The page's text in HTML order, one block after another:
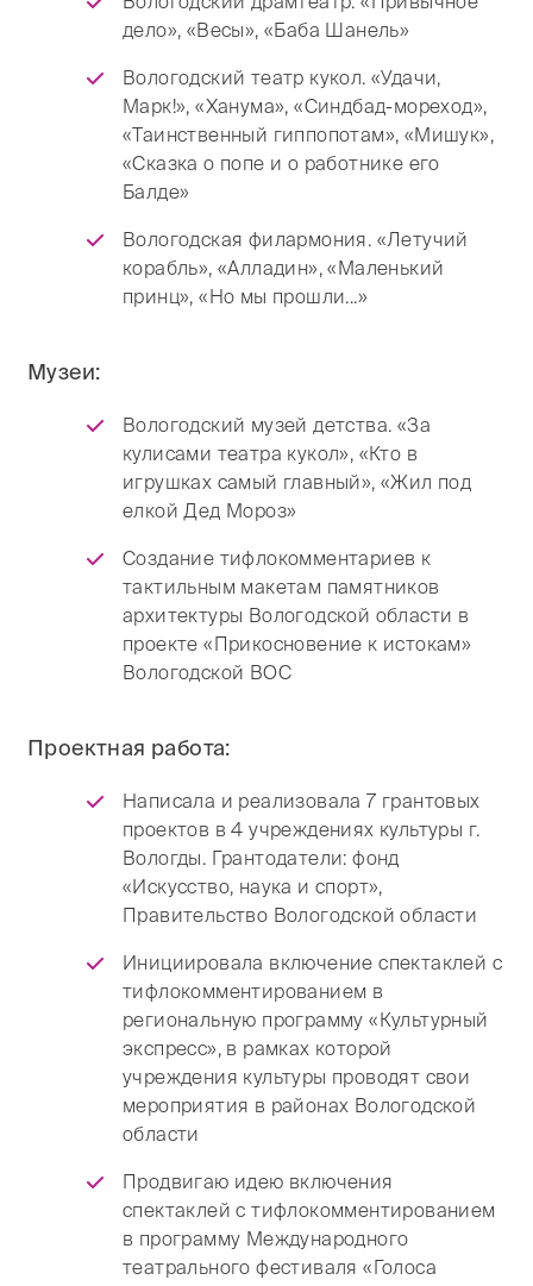
дело», «Весы», «Баба Шанель»
Вологодский театр кукол. «Удачи,
Марк!», «Ханума», «Синдбад-мореход»,
«Таинственный гиппопотам», «Мишук»,
«Сказка о попе и о работнике его
Балде»
Вологодская филармония. «Летучий
корабль», «Алладин», «Маленький
принц», «Но мы прошли...»
Музеи:
Вологодский музей детства. «За
кулисами театра кукол», «Кто в
игрушках самый главный», «Жил под
елкой Дед Мороз»
Создание тифлокомментариев к
тактильным макетам памятников
архитектуры Вологодской области в
проекте «Прикосновение к истокам»
Вологодской ВОС
Проектная работа:
Написала и реализовала 7 грантовых
проектов в 4 учреждениях культуры г.
Вологды. Грантодатели: фонд
«Искусство, наука и спорт»,
Правительство Вологодской области
Инициировала включение спектаклей с
тифлокомментированием в
региональную программу «Культурный
экспресс», в рамках которой
учреждения культуры проводят свои
мероприятия в районах Вологодской
области
Продвигаю идею включения
спектаклей с тифлокомментированием
в программу Международного
театрального фестиваля «Голоса